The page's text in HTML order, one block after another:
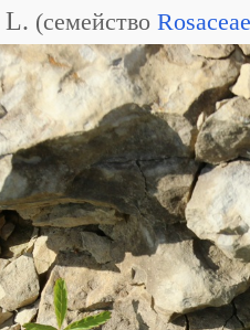
L. (семейство Rosaceae